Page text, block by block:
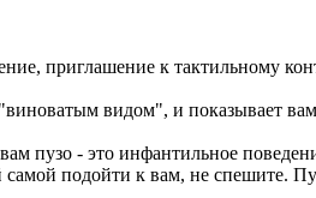
приглашение к тактильному
видом", и показывает
пузо - это инфантильное
самой подойти к вам, не спешите.